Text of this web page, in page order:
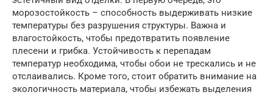
морозостойкость – способность выдерживать низкие
температуры без разрушения структуры. Важна и
влагостойкость, чтобы предотвратить появление
плесени и грибка. Устойчивость к перепадам
температур необходима, чтобы обои не трескались и не
отслаивались. Кроме того, стоит обратить внимание на
экологичность материала, чтобы избежать выделения